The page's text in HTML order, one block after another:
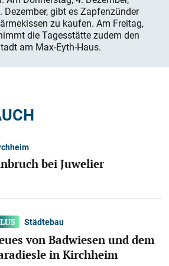
Dezember, gibt es Zapfenzünder
zu kaufen. Am Freitag,
die Tagesstätte zudem den
am Max-Eyth-Haus.
bei Juwelier
Städtebau
von Badwiesen und dem
in Kirchheim